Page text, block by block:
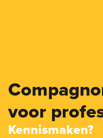
voor
Kennismaken?